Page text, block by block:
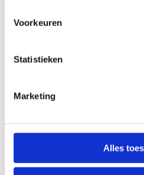
Voorkeuren
Statistieken
Marketing
Alles
QUATTRO Diamond Motor
Vergelijk